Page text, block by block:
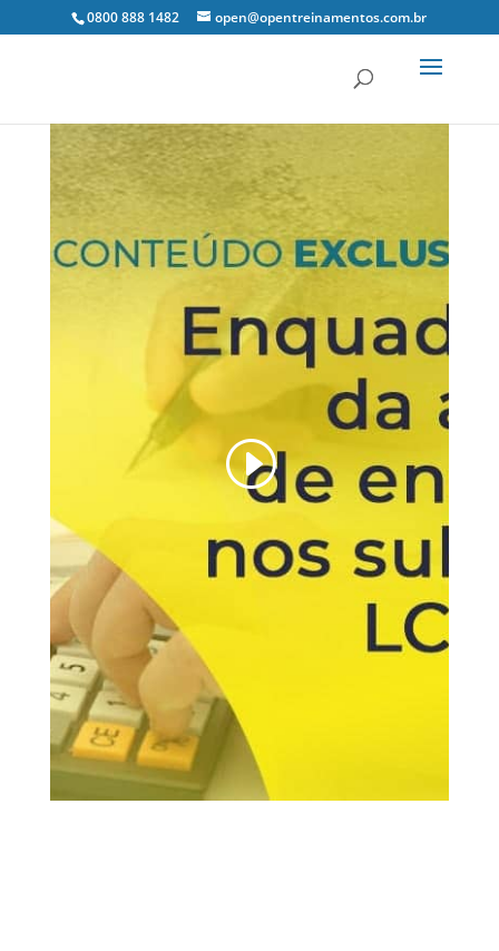
0800 888 1482 open@opentreinamentos.com.br